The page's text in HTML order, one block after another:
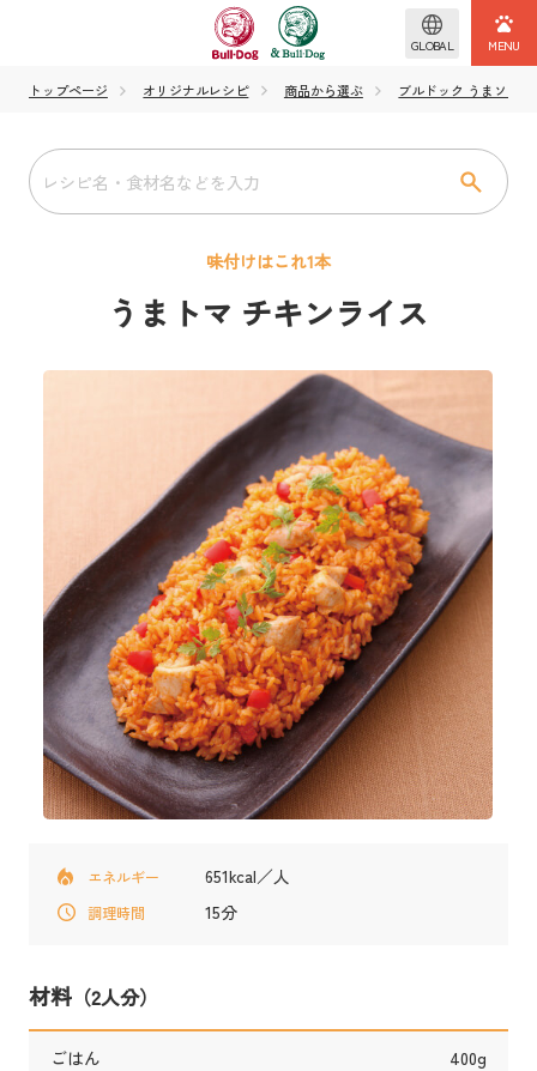
GLOBAL
トップページ オリジナルレシピ 商品から選ぶ ブルドック うまソー
味付けはこれ1本
うまトマ チキンライス
エネルギー 651kcal／人
調理時間 15分
材料（2人分）
ごはん 400g